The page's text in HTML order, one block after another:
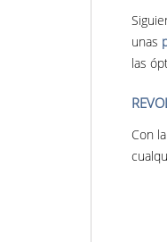
unas
las
Con